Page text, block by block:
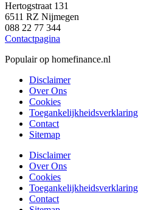
Hertogstraat 131
6511 RZ Nijmegen
088 22 77 344
Contactpagina
Populair op homefinance.nl
Disclaimer
Over Ons
Cookies
Toegankelijkheidsverklaring
Contact
Sitemap
Disclaimer
Over Ons
Cookies
Toegankelijkheidsverklaring
Contact